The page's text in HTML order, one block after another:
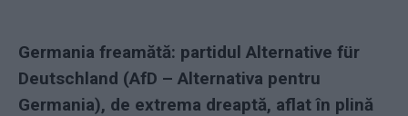
Germania freamătă: partidul Alternative für
Deutschland (AfD – Alternativa pentru
Germania), de extrema dreaptă, aflat în plină